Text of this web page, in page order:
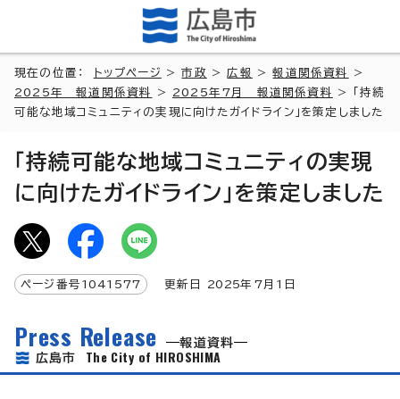
現在の位置： トップページ >市政 >広報 >報道関係資料
>
2025年 報道関係資料
> 2025年7月 報道関係資料
> 「持続
可能な地域コミュニティの実現に向けたガイドライン」を策定しました
「持続可能な地域コミュニティの実現
に向けたガイドライン」を策定しました
ページ番号 1041577 更新日 2025年7月1日
Press Release
報道資料
広島市 The City of HIROSHIMA